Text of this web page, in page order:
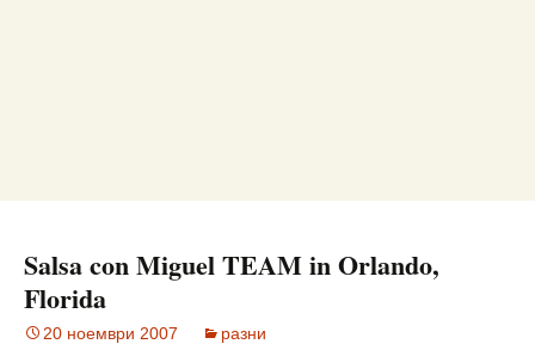
Salsa con Miguel TEAM in Orlando,
Florida
20 ноември 2007 разни